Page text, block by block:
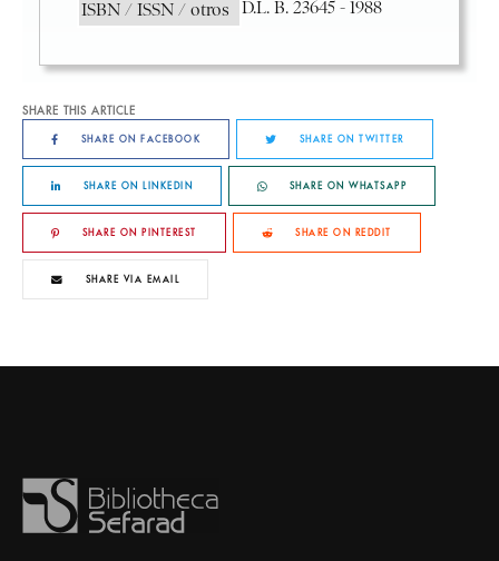
SHARE THIS ARTICLE
SHARE ON FACEBOOK SHARE ON TWITTER
SHARE ON LINKEDIN SHARE ON WHATSAPP
SHARE ON PINTEREST SHARE ON REDDIT
SHARE VIA EMAIL